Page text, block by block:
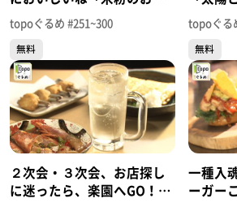
つ366」（東松島市大曲堰の
内南）＃290【topoぐる
め】
topoぐるめ #251~300
無料
ぼーる
大溜）
め】
topoぐる
無料
２次会・３次会、お店探し
に迷ったら、楽園へGO！
一種入
ーガー